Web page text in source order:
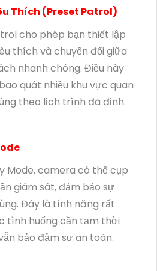
Thích (Preset Patrol)
cho phép bạn thiết lập
thích và chuyển đổi giữa
nhanh chóng. Điều này
quát nhiều khu vực quan
theo lịch trình đã định.
Mode, camera có thể cụp
giám sát, đảm bảo sự
Đây là tính năng rất
tình huống cần tạm thời
bảo đảm sự an toàn.